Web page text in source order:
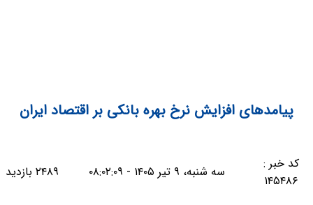
پیامدهای افزایش نرخ بهره بانکی بر اقتصاد ایران
کد خبر :
۱۴۵۴۸۶
سه شنبه، ۹ تیر ۱۴۰۵ - ۰۸:۰۲:۰۹ ۲۴۸۹ بازدید